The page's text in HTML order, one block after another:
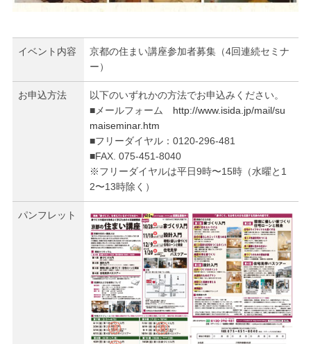
イベント内容
京都の住まい講座参加者募集（4回連続セミナ
ー）
お申込方法
以下のいずれかの方法でお申込みください。
■メールフォーム http://www.isida.jp/mail/su
maiseminar.htm
■フリーダイヤル：0120-296-481
■FAX. 075-451-8040
※フリーダイヤルは平日9時〜15時（水曜と1
2〜13時除く）
パンフレット